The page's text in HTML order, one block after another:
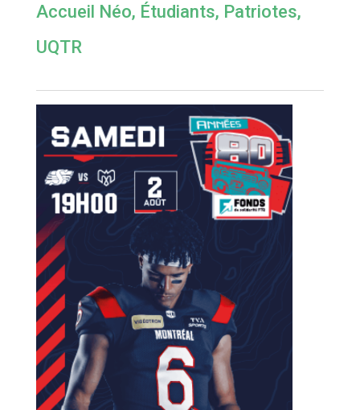
Accueil Néo, Étudiants, Patriotes,
UQTR